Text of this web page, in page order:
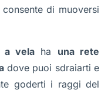
di muoversi
a vela ha una rete
dove puoi sdraiarti e
goderti i raggi del